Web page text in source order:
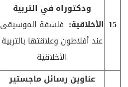
15
ودكتوراه في التربية
الأخلاقية: فلسفة الموسيقى
عند أفلاطون وعلاقتها بالتربية
الأخلاقية
عناوين رسائل ماجستير